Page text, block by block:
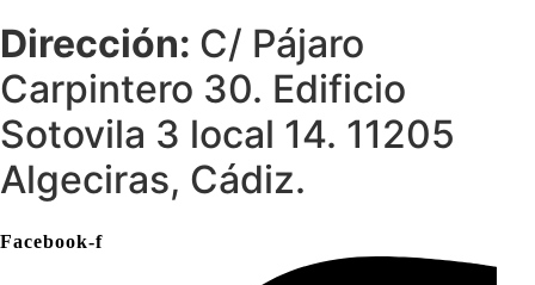
Dirección: C/ Pájaro
Carpintero 30. Edificio
Sotovila 3 local 14. 11205
Algeciras, Cádiz.
Facebook-f